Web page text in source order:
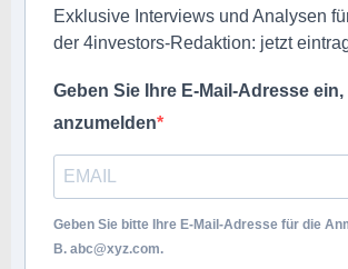
Exklusive Interviews und Analysen
der 4investors-Redaktion: jetzt
Geben Sie Ihre E-Mail-Adresse
anzumelden
Geben Sie bitte Ihre E-Mail-Adresse für die
B. abc@xyz.com.